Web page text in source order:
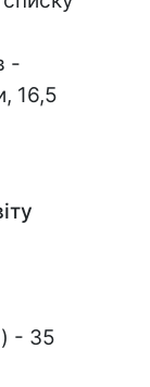
-
16,5
- 35